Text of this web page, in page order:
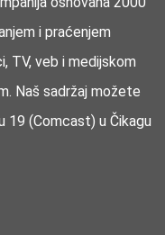
i praćenjem
TV, veb i medijskom
Naš sadržaj možete
19 (Comcast) u Čikagu